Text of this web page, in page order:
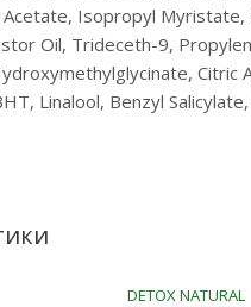
Isopropyl Myristate,
Oil, Trideceth-9,
Citric
Linalool, Benzyl
DETOX NATURAL